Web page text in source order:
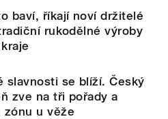
baví, říkají noví držitelé
rukodělné výroby
slavnosti se blíží. Český
zve na tři pořady a
zónu u věže